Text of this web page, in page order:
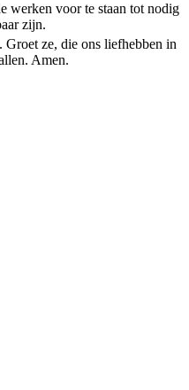
werken voor te staan tot nodig
zijn.
ze, die ons liefhebben in
Amen.